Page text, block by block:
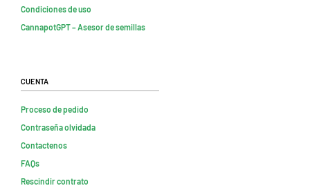
Condiciones de uso
CannapotGPT – Asesor de semillas
Cuenta
Proceso de pedido
Contraseña olvidada
Contactenos
FAQs
Rescindir contrato